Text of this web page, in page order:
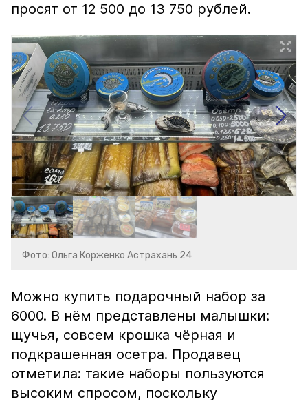
просят от 12 500 до 13 750 рублей.
Фото: Ольга Корженко Астрахань 24
Можно купить подарочный набор за
6000. В нём представлены малышки:
щучья, совсем крошка чёрная и
подкрашенная осетра. Продавец
отметила: такие наборы пользуются
высоким спросом, поскольку